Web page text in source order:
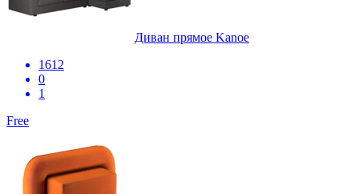
Диван прямое Kanoe
1612
0
1
Free